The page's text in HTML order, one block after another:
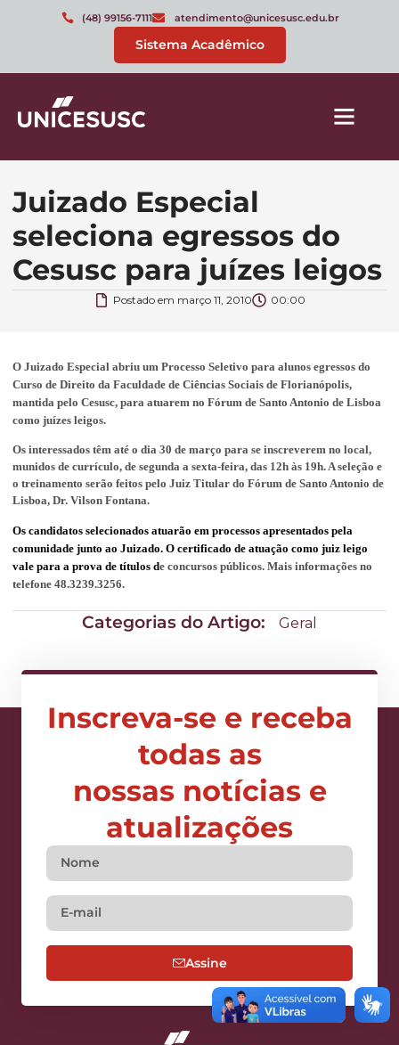
(48) 99156-7111 atendimento@unicesusc.edu.br
Sistema Acadêmico
Juizado Especial
seleciona egressos do
Cesusc para juízes leigos
Postado em março 11, 2010 00:00
O Juizado Especial abriu um Processo Seletivo para alunos egressos do
Curso de Direito da Faculdade de Ciências Sociais de Florianópolis,
mantida pelo Cesusc, para atuarem no Fórum de Santo Antonio de Lisboa
como juízes leigos.
Os interessados têm até o dia 30 de março para se inscreverem no local,
munidos de currículo, de segunda a sexta-feira, das 12h às 19h. A seleção e
o treinamento serão feitos pelo Juiz Titular do Fórum de Santo Antonio de
Lisboa, Dr. Vilson Fontana.
Os candidatos selecionados atuarão em processos apresentados pela
comunidade junto ao Juizado. O certificado de atuação como juiz leigo
vale para a prova de títulos de concursos públicos. Mais informações no
telefone 48.3239.3256.
Categorias do Artigo: Geral
Inscreva-se e receba
todas as
nossas notícias e
atualizações
Assine